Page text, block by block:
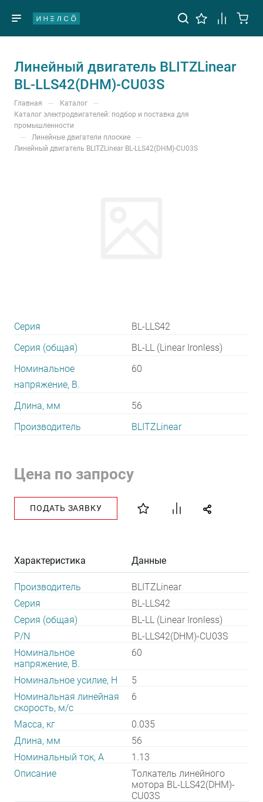
Линейный двигатель BLITZLinear
BL-LLS42(DHM)-CU03S
Главная — Каталог —
Каталог электродвигателей: подбор и поставка для
промышленности
— Линейные двигатели плоские —
Линейный двигатель BLITZLinear BL-LLS42(DHM)-CU03S
Серия
BL-LLS42
Серия (общая)
BL-LL (Linear Ironless)
Номинальное
напряжение, В.
60
Длина, мм
56
Производитель
BLITZLinear
Цена по запросу
ПОДАТЬ ЗАЯВКУ
Характеристика Данные
Производитель
BLITZLinear
Серия
BL-LLS42
Серия (общая)
BL-LL (Linear Ironless)
P/N
BL-LLS42(DHM)-CU03S
Номинальное
напряжение, В.
60
Номинальное усилие, Н
5
Номинальная линейная
скорость, м/с
6
Масса, кг
0.035
Длина, мм
56
Номинальный ток, А
1.13
Описание
Толкатель линейного
мотора BL-LLS42(DHM)-
CU03S